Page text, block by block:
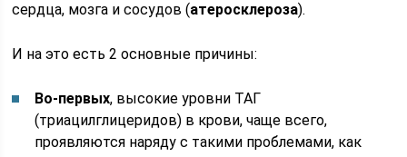
сердца, мозга и сосудов (атеросклероза).
И на это есть 2 основные причины:
Во-первых, высокие уровни ТАГ
(триацилглицеридов) в крови, чаще всего,
проявляются наряду с такими проблемами, как